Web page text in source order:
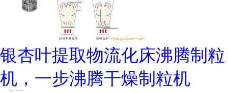
银杏叶提取物流化床沸腾制粒
机，一步沸腾干燥制粒机